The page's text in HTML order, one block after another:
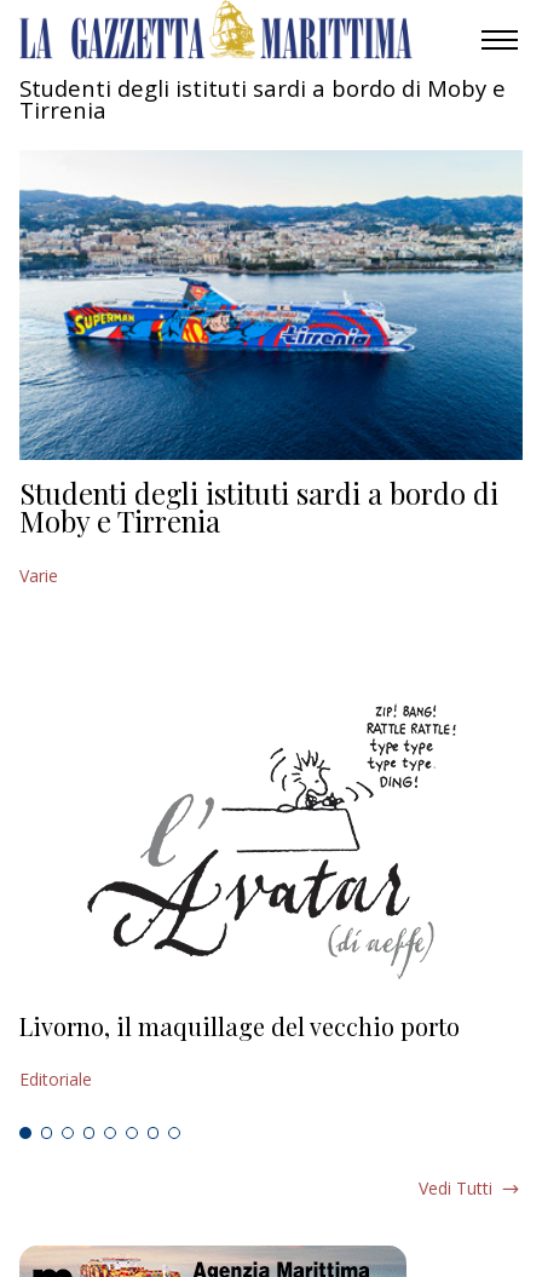
AMBIENTE
INDUSTRIA
RICERCA
ECONOMIA
TURISMO
CULTURA
NAUTICA
EDITORIALI
Studenti degli istituti sardi a bordo di Moby e
Tirrenia
Studenti degli istituti sardi a bordo di
Moby e Tirrenia
Varie
Livorno, il maquillage del vecchio porto
Editoriale
Vedi Tutti